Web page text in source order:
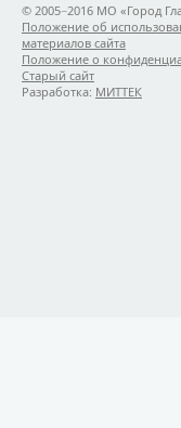
© 2005−2016 МО «Город
Положение об
материалов сайта
Положение о
Старый сайт
Разработка: МИТТЕК